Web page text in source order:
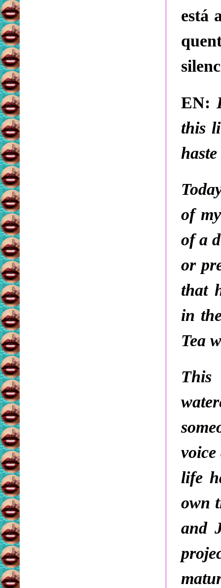
está
EN:
this
of
of a
or
that
in
Tea
This
life
own
and